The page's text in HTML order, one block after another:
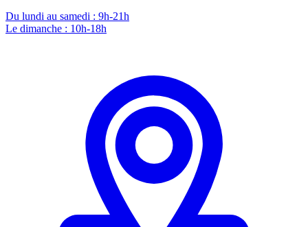
Du lundi au samedi : 9h-21h
Le dimanche : 10h-18h